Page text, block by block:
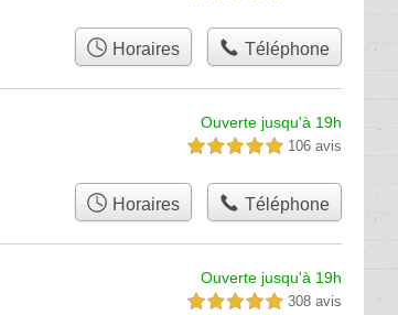
Horaires Téléphone
Ouverte jusqu'à 19h
5,0 étoiles sur 5 106 avis
Horaires Téléphone
Ouverte jusqu'à 19h
5,0 étoiles sur 5 308 avis